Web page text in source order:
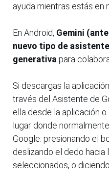
ayuda mientras estás en
En Android, Gemini
nuevo tipo de
generativa para
Si descargas la
través del Asistente de
ella desde la aplicación
lugar donde
Google: presionando el
deslizando el dedo hacia
seleccionados, o